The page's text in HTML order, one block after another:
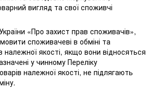
вигляд та свої споживчі
«Про захист прав споживачів»,
споживачеві в обміні та
належної якості, якщо вони відносяться
у чинному Переліку
належної якості, не підлягають
.